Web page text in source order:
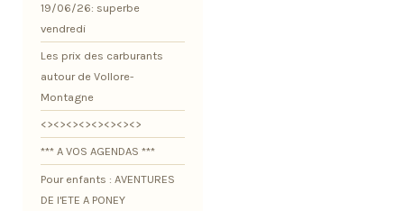
19/06/26: superbe
vendredi
Les prix des carburants
autour de Vollore-
Montagne
<><><><><><><><>
*** A VOS AGENDAS ***
Pour enfants : AVENTURES
DE l'ETE A PONEY